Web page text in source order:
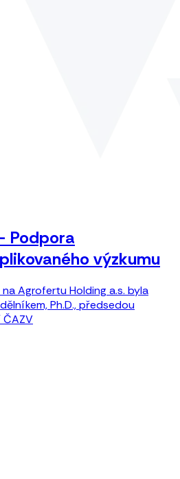
Podpora
výzkumu
Agrofertu Holding a.s. byla
Ph.D., předsedou